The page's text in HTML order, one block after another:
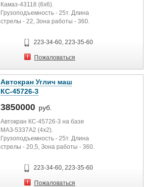
Камаз-43118 (6х6).
Грузоподъемность - 25т. Длина
стрелы - 22, Зона работы - 360.
223-34-60, 223-35-60
Пожаловаться
Автокран Углич маш
КС-45726-3
3850000 руб.
Автокран КС-45726-3 на базе
МАЗ-5337А2 (4х2).
Грузоподъемность - 25т. Длина
стрелы - 20,5, Зона работы - 360.
223-34-60, 223-35-60
Пожаловаться